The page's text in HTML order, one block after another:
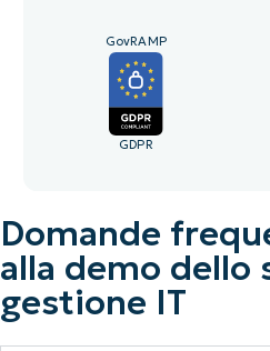
GovRAMP
GDPR
Domande
alla demo
gestione IT